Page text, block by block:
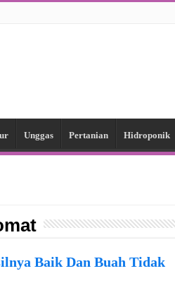
Unggas Pertanian Hidroponik
Baik Dan Buah Tidak